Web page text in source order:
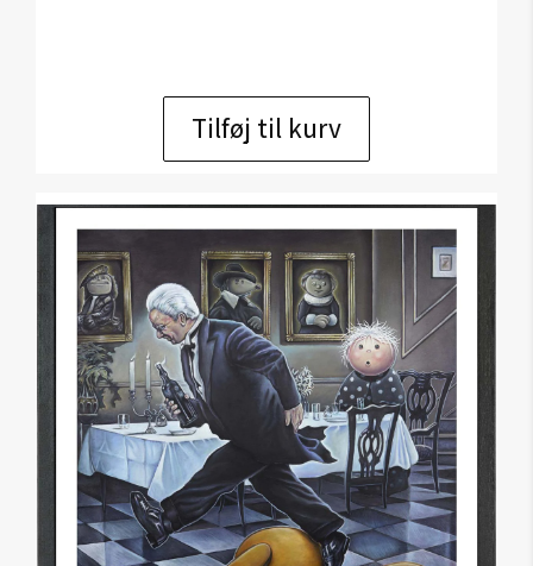
Tilføj til kurv